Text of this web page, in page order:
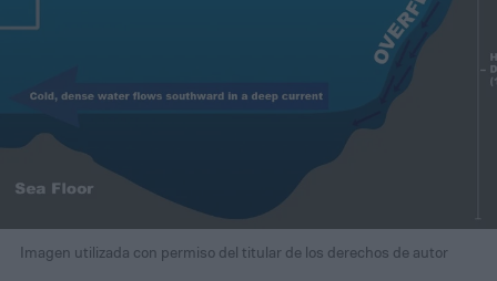
Imagen utilizada con permiso del titular de los derechos de autor